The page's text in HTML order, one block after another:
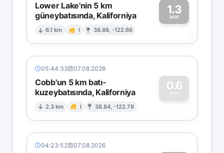
Lower Lake'nin 5 km
güneybatısında, Kaliforniya
6.1 km I 38.88, -122.66
1.3
MW1
05:44:33 07.08.2026
Cobb'un 5 km batı-
kuzeybatısında, Kaliforniya
2.3 km I 38.84, -122.78
0.6
MW
0
04:23:52 07.08.2026